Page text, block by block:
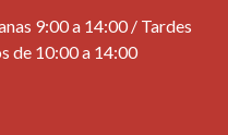
9:00 a 14:00 / Tardes
de 10:00 a 14:00